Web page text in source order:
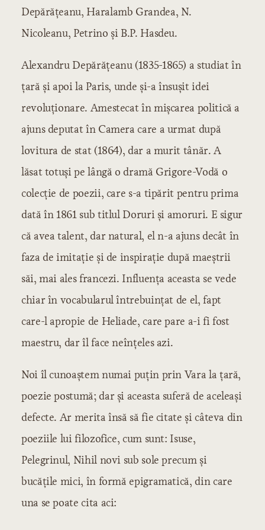
Depărăţeanu, Haralamb Grandea, N.
Nicoleanu, Petrino şi B.P. Hasdeu.
Alexandru Depărăţeanu (1835-1865) a studiat în
ţară şi apoi la Paris, unde şi-a însuşit idei
revoluţionare. Amestecat în mişcarea politică a
ajuns deputat în Camera care a urmat după
lovitura de stat (1864), dar a murit tânăr. A
lăsat totuşi pe lângă o dramă Grigore-Vodă o
colecţie de poezii, care s-a tipărit pentru prima
dată în 1861 sub titlul Doruri şi amoruri. E sigur
că avea talent, dar natural, el n-a ajuns decât în
faza de imitaţie şi de inspiraţie după maeştrii
săi, mai ales francezi. Influenţa aceasta se vede
chiar în vocabularul întrebuinţat de el, fapt
care-l apropie de Heliade, care pare a-i fi fost
maestru, dar îl face neînţeles azi.
Noi îl cunoaştem numai puţin prin Vara la ţară,
poezie postumă; dar şi aceasta suferă de aceleaşi
defecte. Ar merita însă să fie citate şi câteva din
poeziile lui filozofice, cum sunt: Isuse,
Pelegrinul, Nihil novi sub sole precum şi
bucăţile mici, în formă epigramatică, din care
una se poate cita aci: